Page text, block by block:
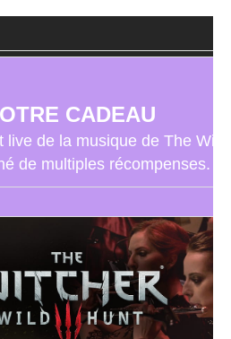
CADEAU
live de la musique de The
de multiples récompenses.